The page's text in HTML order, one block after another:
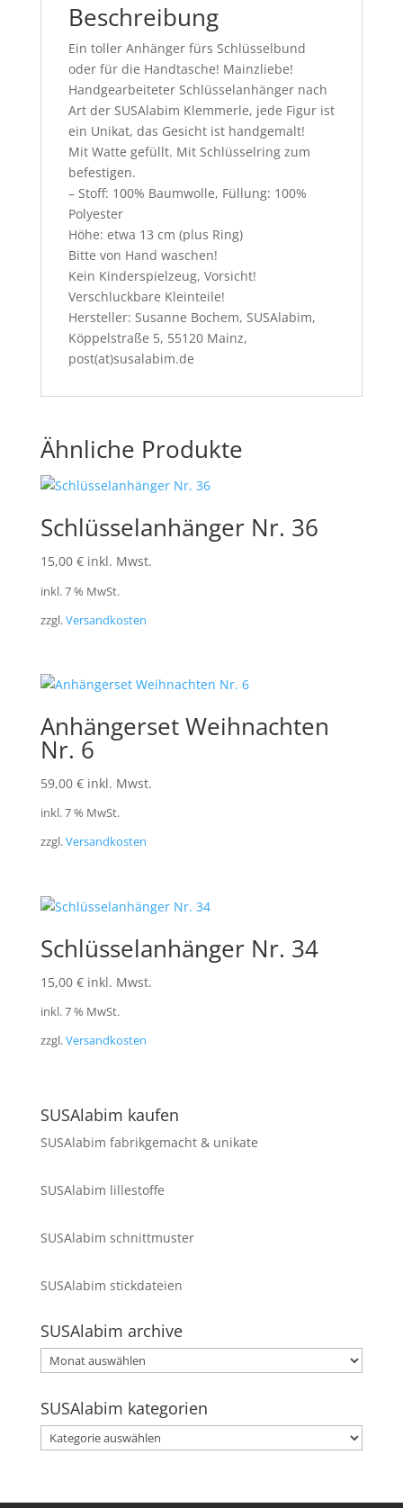
Beschreibung
Ein toller Anhänger fürs Schlüsselbund
oder für die Handtasche! Mainzliebe!
Handgearbeiteter Schlüsselanhänger nach
Art der SUSAlabim Klemmerle, jede Figur ist
ein Unikat, das Gesicht ist handgemalt!
Mit Watte gefüllt. Mit Schlüsselring zum
befestigen.
– Stoff: 100% Baumwolle, Füllung: 100%
Polyester
Höhe: etwa 13 cm (plus Ring)
Bitte von Hand waschen!
Kein Kinderspielzeug, Vorsicht!
Verschluckbare Kleinteile!
Hersteller: Susanne Bochem, SUSAlabim,
Köppelstraße 5, 55120 Mainz,
post(at)susalabim.de
Ähnliche Produkte
Schlüsselanhänger Nr. 36
15,00 € inkl. Mwst.
inkl. 7 % MwSt.
zzgl.Versandkosten
Anhängerset Weihnachten
Nr. 6
59,00 € inkl. Mwst.
inkl. 7 % MwSt.
zzgl.Versandkosten
Schlüsselanhänger Nr. 34
15,00 € inkl. Mwst.
inkl. 7 % MwSt.
zzgl.Versandkosten
SUSAlabim kaufen
SUSAlabim fabrikgemacht & unikate
SUSAlabim lillestoffe
SUSAlabim schnittmuster
SUSAlabim stickdateien
SUSAlabim archive
SUSAlabim
archive
SUSAlabim kategorien
SUSAlabim
kategorien